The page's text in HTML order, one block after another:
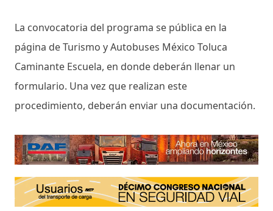
La convocatoria del programa se pública en la
página de Turismo y Autobuses México Toluca
Caminante Escuela, en donde deberán llenar un
formulario. Una vez que realizan este
procedimiento, deberán enviar una documentación.